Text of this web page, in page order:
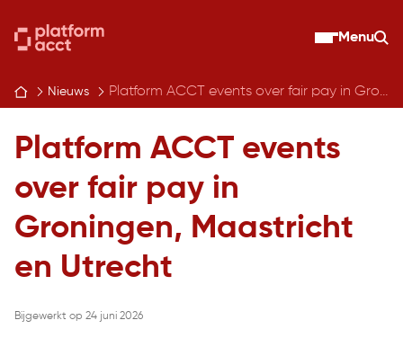
content
Menu
Nieuws Platform ACCT events over fair pay in Groningen, Maastricht en Utrecht
Platform ACCT events
over fair pay in
Groningen, Maastricht
en Utrecht
Bijgewerkt op 24 juni 2026